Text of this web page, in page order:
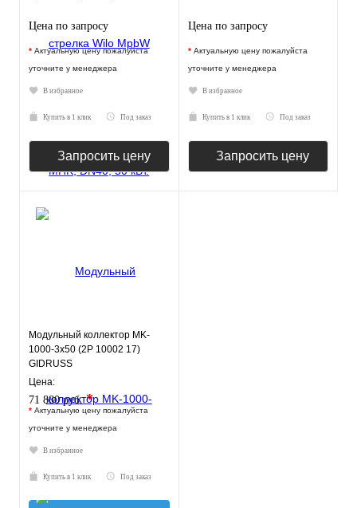
Цена по запросу
* Актуальную цену пожалуйста
уточните у менеджера
В избранное
Купить в 1 клик Под заказ
Запросить цену
Цена по запросу
* Актуальную цену пожалуйста
уточните у менеджера
В избранное
Купить в 1 клик Под заказ
Запросить цену
Модульный коллектор MK-
1000-3x50 (2P 10002 17)
GIDRUSS
Цена:
71 880 руб.*
* Актуальную цену пожалуйста
уточните у менеджера
В избранное
Купить в 1 клик Под заказ